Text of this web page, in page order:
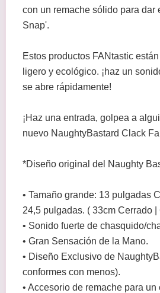
con un remache sólido para dar
Snap'.
Estos productos FANtastic
ligero y ecológico. ¡haz un
se abre rápidamente!
¡Haz una entrada, golpea a
nuevo NaughtyBastard Clack
*Diseño original del Naughty
• Tamaño grande: 13 pulgadas
24,5 pulgadas. ( 33cm Cerrado |
• Sonido fuerte de chasquido/
• Gran Sensación de la Mano.
• Diseño Exclusivo de
conformes con menos).
• Accesorio de remache para